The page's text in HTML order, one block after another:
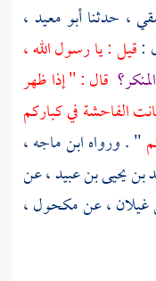
، حدثناأبو معيد ،
:قيل : يا رسول الله ،
قال : " إذا ظهر
الفاحشة في كباركم
" . ورواهابن ماجه ،
بن يحيى بن عبيد ،عن
،عنمكحول ،